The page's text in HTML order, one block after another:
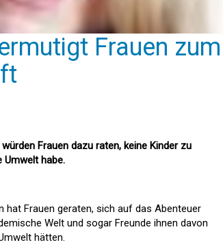
Frauen zum
Frauen dazu raten, keine Kinder zu
Umwelt habe.
Frauen geraten, sich auf das Abenteuer
Welt und sogar Freunde ihnen davon
hätten.